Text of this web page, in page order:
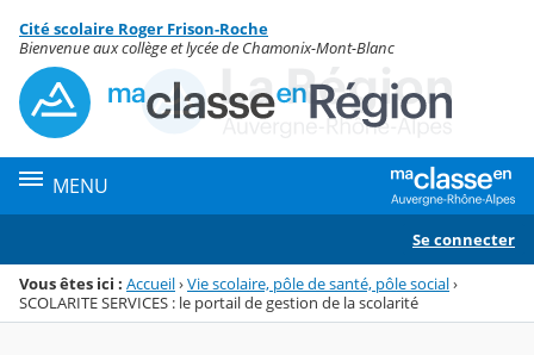
Menu de la rubrique
Contenu
Cité scolaire Roger Frison-Roche
Bienvenue aux collège et lycée de Chamonix-Mont-Blanc
MENU
Se connecter
Vous êtes ici : Accueil›Vie scolaire, pôle de santé, pôle social›
SCOLARITE SERVICES : le portail de gestion de la scolarité